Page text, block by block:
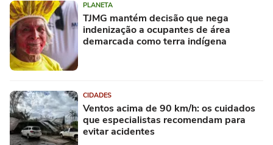
PLANETA
TJMG mantém decisão que nega
indenização a ocupantes de área
demarcada como terra indígena
CIDADES
Ventos acima de 90 km/h: os cuidados
que especialistas recomendam para
evitar acidentes